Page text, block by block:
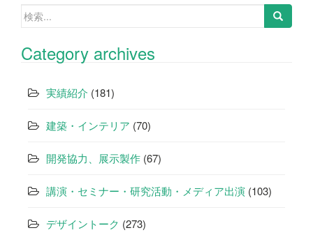
ナ
ビ
ゲ
ー
シ
ン
検
Category archives
実績紹介 (181)
建築・インテリア (70)
開発協力、展示製作 (67)
講演・セミナー・研究活動・メディア出演 (103)
デザイントーク (273)